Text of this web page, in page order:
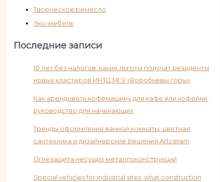
Творческое ремесло
Эко-мебель
Последние записи
10 лет без налогов: какие льготы получат резиденты
новых кластеров ИНТЦ МГУ «Воробьевы горы»
Как арендовать кофемашину для кафе или кофейни:
руководство для начинающих
Тренды оформления ванной комнаты: цветная
сантехника и дизайнерские решения Artceram
Огнезащита несущих металлоконструкций
Special vehicles for industrial sites: what construction